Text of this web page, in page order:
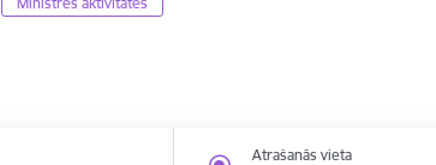
Atrašanās vieta